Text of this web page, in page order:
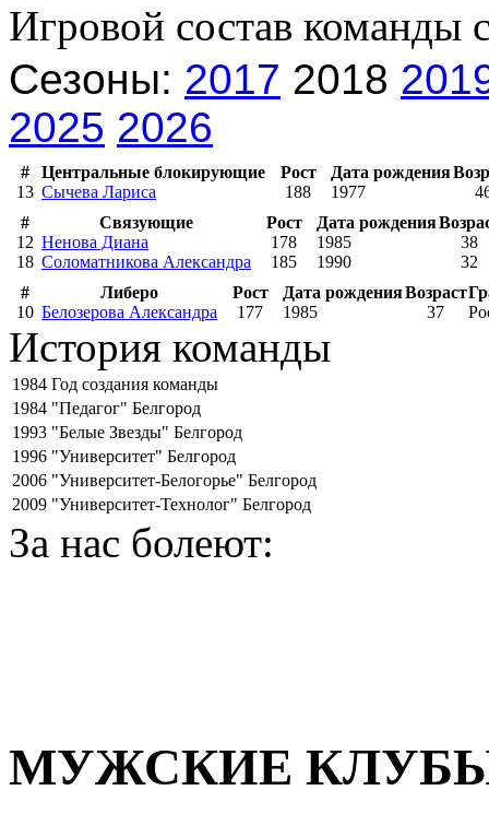
Игровой состав команды
Сезоны: 2017 2018
2025 2026
# Центральные блокирующие Рост Дата рождения
13 Сычева Лариса 188 1977
#
Связующие Рост Дата рождения
12 Ненова Диана 178 1985
38
18 Соломатникова Александра 185 1990
32
#
Либеро Рост Дата рожденияВозраст
10 Белозерова Александра 177 1985 37
История команды
1984 Год создания команды
1984 "Педагог" Белгород
1993 "Белые Звезды" Белгород
1996 "Университет" Белгород
2006 "Университет-Белогорье" Белгород
2009 "Университет-Технолог" Белгород
За нас болеют:
МУЖСКИЕ